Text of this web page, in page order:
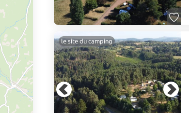
le site du camping